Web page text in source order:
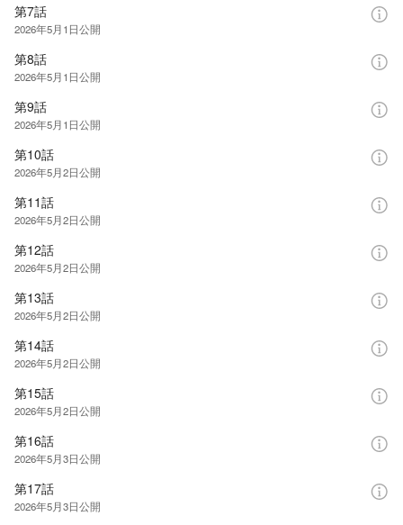
第7話
2026年5月1日公開
第8話
2026年5月1日公開
第9話
2026年5月1日公開
第10話
2026年5月2日公開
第11話
2026年5月2日公開
第12話
2026年5月2日公開
第13話
2026年5月2日公開
第14話
2026年5月2日公開
第15話
2026年5月2日公開
第16話
2026年5月3日公開
第17話
2026年5月3日公開